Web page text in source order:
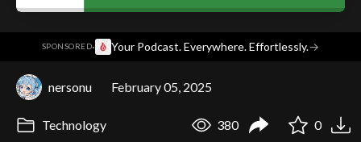
SPONSORED· Your Podcast. Everywhere. Effortlessly.→
nersonu February 05, 2025
Technology 380 0